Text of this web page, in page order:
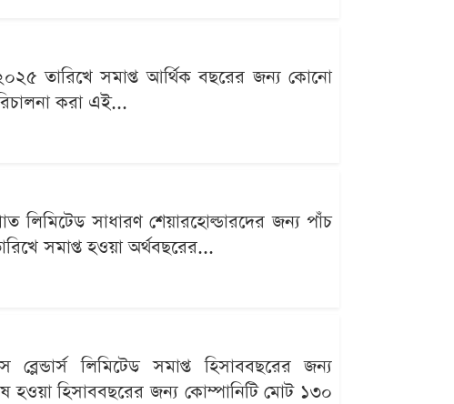
তারিখে সমাপ্ত আর্থিক বছরের জন্য কোনো
করা এই...
লিমিটেড সাধারণ শেয়ারহোল্ডারদের জন্য পাঁচ
সমাপ্ত হওয়া অর্থবছরের...
ব্লেন্ডার্স লিমিটেড সমাপ্ত হিসাববছরের জন্য
হিসাববছরের জন্য কোম্পানিটি মোট ১৩০